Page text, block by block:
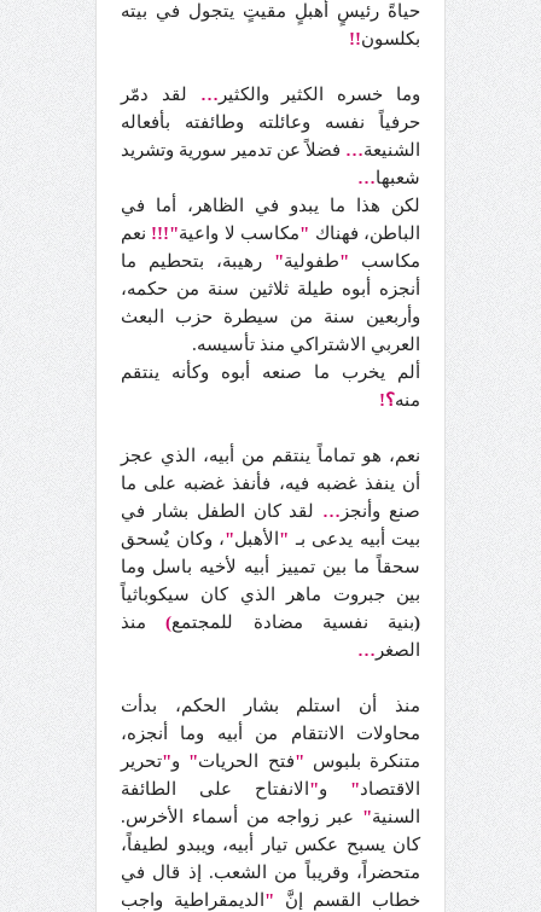
حياةً رئيسٍ أهبلٍ مقيتٍ يتجول في بيته
بكلسون!!
وما خسره الكثير والكثير … لقد دمّر
حرفياً نفسه وعائلته وطائفته بأفعاله
الشنيعة… فضلاً عن تدمير سورية وتشريد
شعبها…
لكن هذا ما يبدو في الظاهر، أما في
الباطن، فهناك "مكاسب لا واعية"!!! نعم
مكاسب "طفولية"
رهيبة، بتحطيم ما
أنجزه أبوه طيلة ثلاثين سنة من حكمه،
وأربعين سنة من سيطرة حزب البعث
العربي الاشتراكي منذ تأسيسه.
ألم يخرب ما صنعه أبوه وكأنه ينتقم
منه؟!
نعم، هو تماماً ينتقم من أبيه، الذي عجز
أن ينفذ غضبه فيه، فأنفذ غضبه على ما
صنع وأنجز … لقد كان الطفل بشار في
بيت أبيه يدعى بـ " الأهبل"، وكان يٌسحق
سحقاً ما بين تمييز أبيه لأخيه باسل وما
بين جبروت ماهر الذي كان سيكوباثياً
(بنية نفسية مضادة للمجتمع)منذ
الصغر …
منذ أن استلم بشار الحكم، بدأت
محاولات الانتقام من أبيه وما أنجزه،
متنكرة بلبوس "فتح الحريات" و"تحرير
الاقتصاد" و" الانفتاح على الطائفة
السنية" عبر زواجه من أسماء الأخرس.
كان يسبح عكس تيار أبيه، ويبدو لطيفاً،
متحضراً، وقريباً من الشعب. إذ قال في
خطاب القسم إنَّ " الديمقراطية واجب